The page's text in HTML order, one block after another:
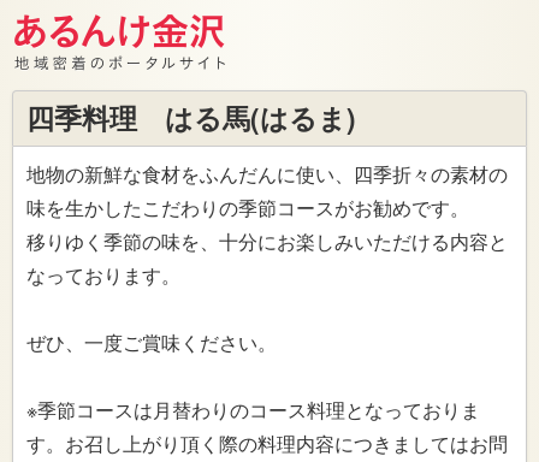
四季料理 はる馬(はるま)
地物の新鮮な食材をふんだんに使い、四季折々の素材の
味を生かしたこだわりの季節コースがお勧めです。
移りゆく季節の味を、十分にお楽しみいただける内容と
なっております。
ぜひ、一度ご賞味ください。
※季節コースは月替わりのコース料理となっておりま
す。お召し上がり頂く際の料理内容につきましてはお問